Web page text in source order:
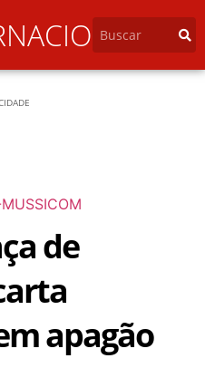
de
apagão